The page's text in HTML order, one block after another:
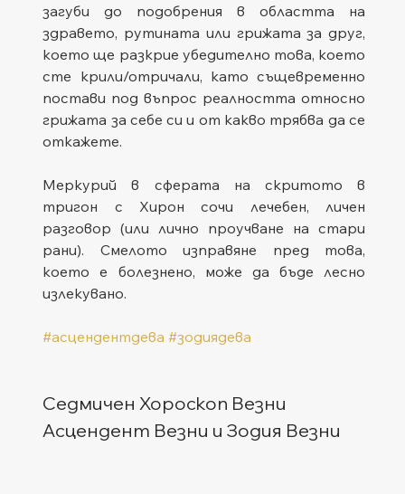
загуби до подобрения в областта на
здравето, рутината или грижата за друг,
което ще разкрие убедително това, което
сте крили/отричали, като същевременно
постави под въпрос реалността относно
грижата за себе си и от какво трябва да се
откажете.
Меркурий в сферата на скритото в
тригон с Хирон сочи лечебен, личен
разговор (или лично проучване на стари
рани). Смелото изправяне пред това,
което е болезнено, може да бъде лесно
излекувано.
#асцендентдева #зодиядева
Седмичен Хороскоп Везни
Асцендент Везни и Зодия Везни